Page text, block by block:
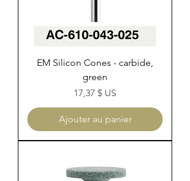
EM Silicon Cones - carbide,
green
Prix
17,37 $ US
Ajouter au panier